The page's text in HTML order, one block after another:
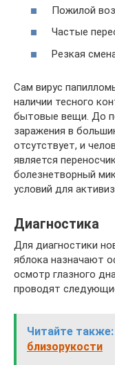
Пожилой
Частые
Резкая
Сам вирус
наличии тесного
бытовые вещи. До
заражения в
отсутствует, и
является
болезнетворный
условий для
Диагностика
Для диагностики
яблока назначают
осмотр глазного
проводят
Читайте также:
близорукости